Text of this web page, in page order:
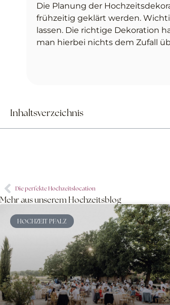
Die Planung der
frühzeitig geklärt werden.
lassen. Die richtige Dekoration
man hierbei nichts dem Zufall
Inhaltsverzeichnis
Die perfekte Hochzeitslocation
Mehr aus unserem Hochzeitsblog
HOCHZEIT PFALZ